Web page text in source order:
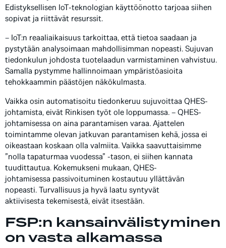
Edistyksellisen IoT-teknologian käyttöönotto tarjoaa siihen
sopivat ja riittävät resurssit.
– IoT:n reaaliaikaisuus tarkoittaa, että tietoa saadaan ja
pystytään analysoimaan mahdollisimman nopeasti. Sujuvan
tiedonkulun johdosta tuotelaadun varmistaminen vahvistuu.
Samalla pystymme hallinnoimaan ympäristöasioita
tehokkaammin päästöjen näkökulmasta.
Vaikka osin automatisoitu tiedonkeruu sujuvoittaa QHES-
johtamista, eivät Rinkisen työt ole loppumassa. – QHES-
johtamisessa on aina parantamisen varaa. Ajattelen
toimintamme olevan jatkuvan parantamisen kehä, jossa ei
oikeastaan koskaan olla valmiita. Vaikka saavuttaisimme
”nolla tapaturmaa vuodessa” -tason, ei siihen kannata
tuudittautua. Kokemukseni mukaan, QHES-
johtamisessa passivoituminen kostautuu yllättävän
nopeasti. Turvallisuus ja hyvä laatu syntyvät
aktiivisesta tekemisestä, eivät itsestään.
FSP:n kansainvälistyminen
on vasta alkamassa